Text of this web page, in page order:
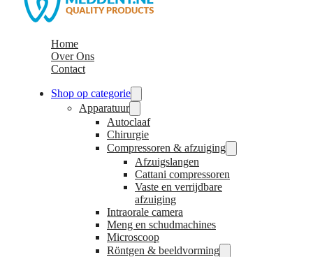
Home
Over Ons
Contact
Shop op categorie
Apparatuur
Autoclaaf
Chirurgie
Compressoren & afzuiging
Afzuigslangen
Cattani compressoren
Vaste en verrijdbare
afzuiging
Intraorale camera
Meng en schudmachines
Microscoop
Röntgen & beeldvorming